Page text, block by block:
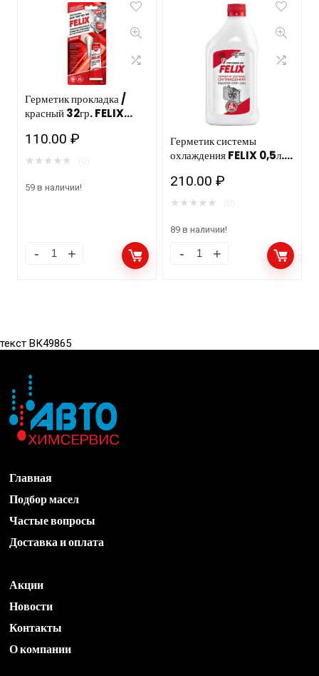
Герметик прокладка /
красный 32гр. FELIX
110.00₽
★ ★ ★ ★ ★
59 в наличии!
Герметик системы
охлаждения FELIX 0,5л.
210.00₽
★ ★ ★ ★ ★
89 в наличии!
текст ВК49865
Главная
Подбор масел
Частые вопросы
Доставка и оплата
Акции
Новости
Контакты
О компании